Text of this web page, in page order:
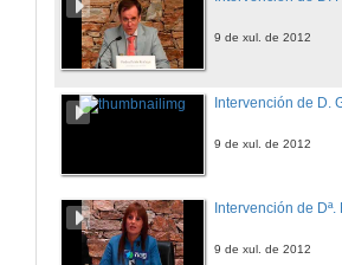
9 de xul. de 2012
Intervención de D.
9 de xul. de 2012
9 de xul. de 2012